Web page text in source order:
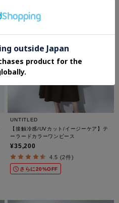
UNTITLED
【接触冷感/UVカット/イージーケア】テ
ーラードカラーワンピース
¥35,200
4.5 (2件)
さらに20%OFF